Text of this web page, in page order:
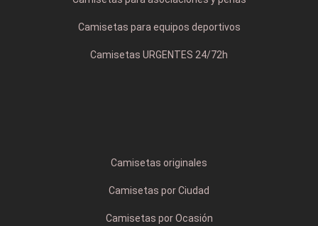
Camisetas para equipos deportivos
Camisetas URGENTES 24/72h
Camisetas originales
Camisetas por Ciudad
Camisetas por Ocasión